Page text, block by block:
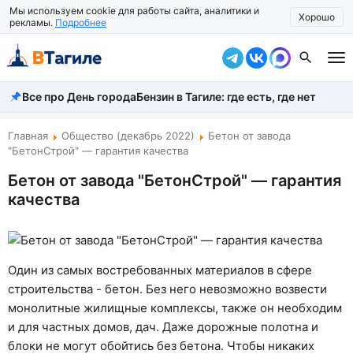
Мы используем cookie для работы сайта, аналитики и
рекламы. Подробнее Хорошо
Все новости
Происшествия
Власть
Жизнь
Общество
Рассказать новость
Все про День городаБензин в Тагиле: где есть, где нет
Главная Общество (декабрь 2022)
Бетон от завода
"БетонСтрой" — гарантия качества
Бетон от завода "БетонСтрой" — гарантия
качества
Один из самых востребованных материалов в сфере
строительства - бетон. Без него невозможно возвести
монолитные жилищные комплексы, также он необходим
и для частных домов, дач. Даже дорожные полотна и
блоки не могут обойтись без бетона. Чтобы никаких